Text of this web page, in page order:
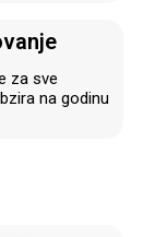
za sve
na godinu